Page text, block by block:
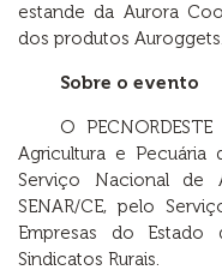
estande da Aurora
dos produtos Auroggets.
Sobre o evento
O
Agricultura e Pecuária
Serviço Nacional de
SENAR/CE, pelo
Empresas do Estado
Sindicatos Rurais.